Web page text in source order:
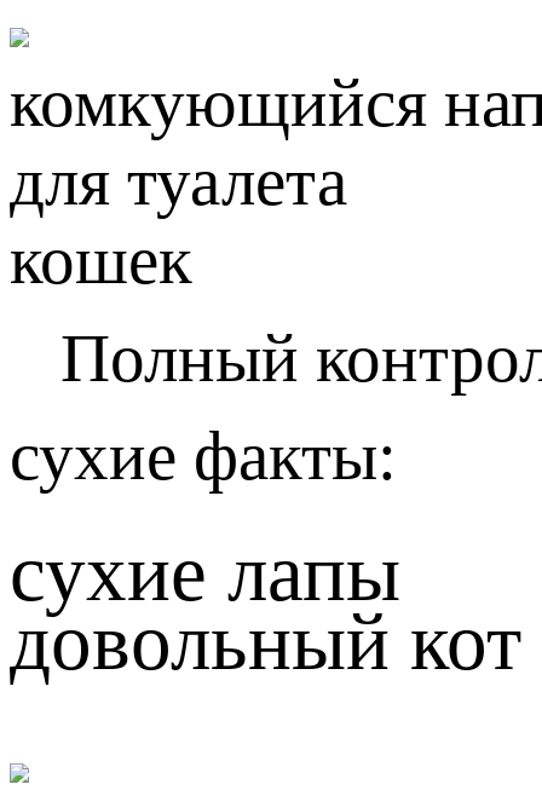
комкующийся
для туалета
кошек
Полный
сухие факты:
сухие лапы
довольный кот